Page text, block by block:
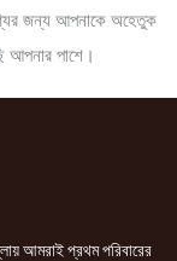
জন্য আপনাকে অহেতুক
আপনার পাশে।
আমরাই প্রথম পরিবারের